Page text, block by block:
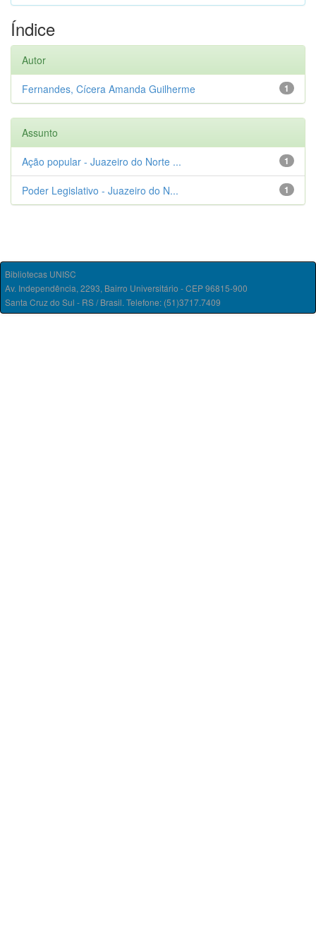
Índice
Autor
1
Fernandes, Cícera Amanda Guilherme
Assunto
1
Ação popular - Juazeiro do Norte ...
1
Poder Legislativo - Juazeiro do N...
Bibliotecas UNISC
Av. Independência, 2293, Bairro Universitário - CEP 96815-900
Santa Cruz do Sul - RS / Brasil. Telefone: (51)3717.7409